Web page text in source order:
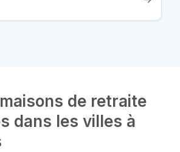
de retraite
dans les villes à